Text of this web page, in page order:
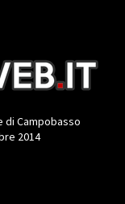
Campobasso
2014